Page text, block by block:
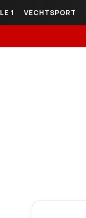
1 VECHTSPORT